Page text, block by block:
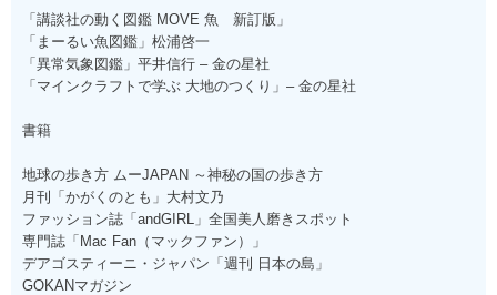
「講談社の動く図鑑 MOVE 魚 新訂版」
「まーるい魚図鑑」松浦啓一
「異常気象図鑑」平井信行 – 金の星社
「マインクラフトで学ぶ 大地のつくり」– 金の星社
書籍
地球の歩き方 ムーJAPAN ～神秘の国の歩き方
月刊「かがくのとも」大村文乃
ファッション誌「andGIRL」全国美人磨きスポット
専門誌「Mac Fan（マックファン）」
デアゴスティーニ・ジャパン「週刊 日本の島」
GOKANマガジン